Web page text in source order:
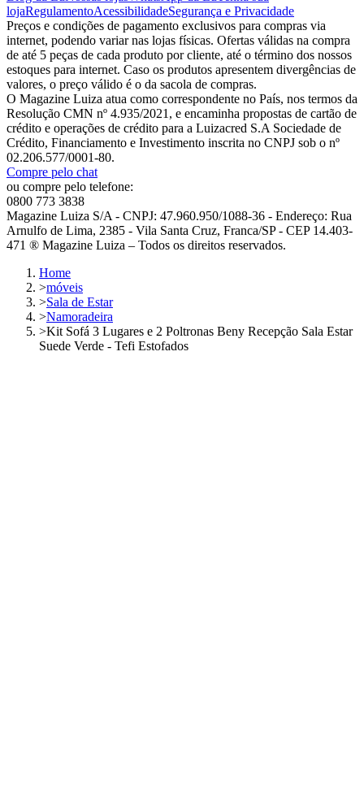
lojaRegulamentoAcessibilidadeSegurança e Privacidade
Preços e condições de pagamento exclusivos para compras via
internet, podendo variar nas lojas físicas. Ofertas válidas na compra
de até 5 peças de cada produto por cliente, até o término dos nossos
estoques para internet. Caso os produtos apresentem divergências de
valores, o preço válido é o da sacola de compras.
O Magazine Luiza atua como correspondente no País, nos termos da
Resolução CMN nº 4.935/2021, e encaminha propostas de cartão de
crédito e operações de crédito para a Luizacred S.A Sociedade de
Crédito, Financiamento e Investimento inscrita no CNPJ sob o nº
02.206.577/0001-80.
Compre pelo chat
ou compre pelo telefone:
0800 773 3838
Magazine Luiza S/A - CNPJ: 47.960.950/1088-36 - Endereço: Rua
Arnulfo de Lima, 2385 - Vila Santa Cruz, Franca/SP - CEP 14.403-
471 ® Magazine Luiza – Todos os direitos reservados.
Home
>móveis
>Sala de Estar
>Namoradeira
>Kit Sofá 3 Lugares e 2 Poltronas Beny Recepção Sala Estar
Suede Verde - Tefi Estofados